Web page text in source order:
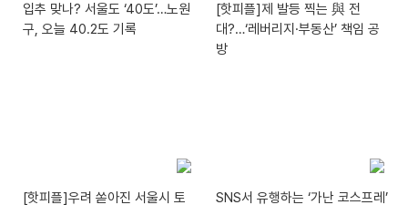
입추 맞나? 서울도 ‘40도’…노원
구, 오늘 40.2도 기록
[핫피플]제 발등 찍는 與 전
대?…‘레버리지·부동산’ 책임 공
방
[핫피플]우려 쏟아진 서울시 토
SNS서 유행하는 ‘가난 코스프레’